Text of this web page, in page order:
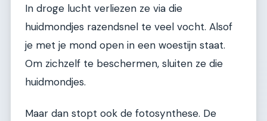
In droge lucht verliezen ze via die
huidmondjes razendsnel te veel vocht. Alsof
je met je mond open in een woestijn staat.
Om zichzelf te beschermen, sluiten ze die
huidmondjes.
Maar dan stopt ook de fotosynthese. De